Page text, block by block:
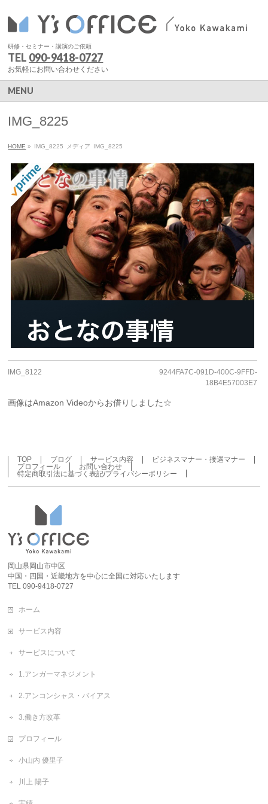
研修・セミナー・講演のご依頼
TEL 090-9418-0727
お気軽にお問い合わせください
MENU
IMG_8225
HOME » IMG_8225 メディア IMG_8225
IMG_8122
9244FA7C-091D-400C-9FFD-
18B4E57003E7
画像はAmazon Videoからお借りしました☆
TOP ブログ サービス内容
ビジネスマナー・接遇マナー
プロフィール
お問い合わせ
特定商取引法に基づく表記/プライバシーポリシー
岡山県岡山市中区
中国・四国・近畿地方を中心に全国に対応いたします
TEL 090-9418-0727
ホーム
サービス内容
サービスについて
1.アンガーマネジメント
2.アンコンシャス・バイアス
3.働き方改革
プロフィール
小山内 優里子
川上 陽子